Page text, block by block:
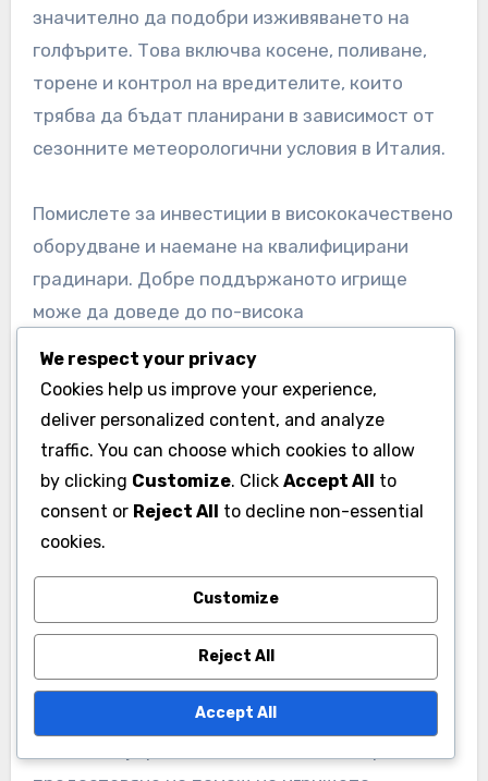
представянето на голф
игрищата?
Оперативните фактори, които влияят на
представянето на голф игрищата, включват
обслужване на клиенти и маркетингови
стратегии. Всеки от тези елементи играе
важна роля в привличането и задържането на
голфъри, което в крайна сметка влияе на
Поддръжка на игрището
Поддръжката на игрището е от съществено
значение за осигуряване на оптимални
условия за игра. Редовната поддръжка на
зелени площи, феървейове и бункери може
значително да подобри изживяването на
голфърите. Това включва косене, поливане,
торене и контрол на вредителите, които
трябва да бъдат планирани в зависимост от
сезонните метеорологични условия в Италия.
We respect your privacy
Cookies help us improve your experience,
deliver personalized content, and analyze
traffic. You can choose which cookies to allow
by clicking Customize. Click Accept All to
consent or Reject All to decline non-essential
cookies.
Customize
Reject All
Accept All